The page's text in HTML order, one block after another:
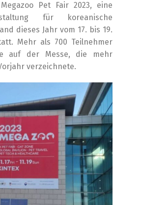
Pet Fair 2023, eine
für koreanische
dieses Jahr vom 17. bis 19.
Mehr als 700 Teilnehmer
auf der Messe, die mehr
verzeichnete.